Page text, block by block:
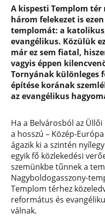
A kispesti Templom tér
három felekezet is
templomát: a
evangélikus. Közülük
már ez sem fiatal,
vagyis éppen
Tornyának különleges
építése korának
az evangélikus
Ha a Belvárosból az
a hosszú – Közép-
ágazik ki a szintén
egyik fő közlekedési
szemünkbe tűnnek a
Nagyboldogasszony-
Templom térhez
református és
válnak.